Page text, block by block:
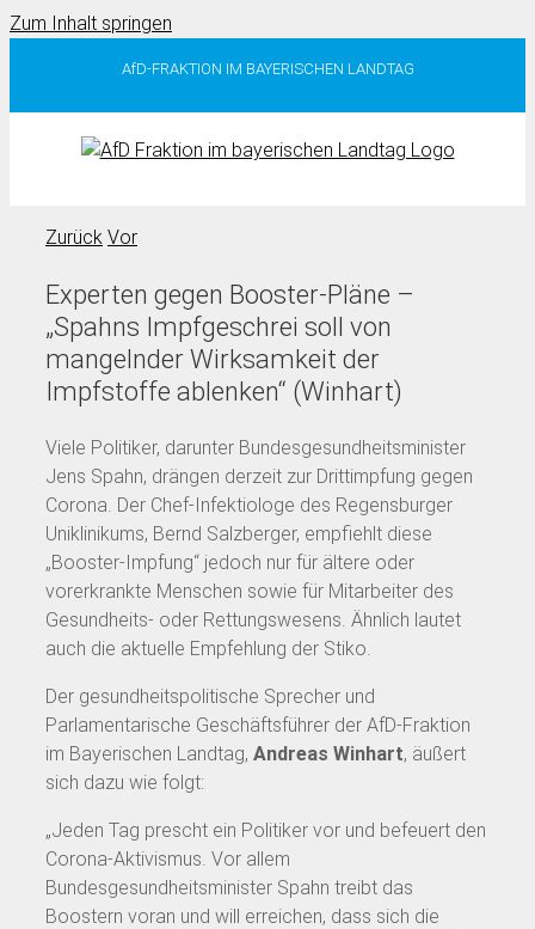
Zum Inhalt springen
AfD-FRAKTION IM BAYERISCHEN LANDTAG
Zurück Vor
Experten gegen Booster-Pläne –
„Spahns Impfgeschrei soll von
mangelnder Wirksamkeit der
Impfstoffe ablenken“ (Winhart)
Viele Politiker, darunter Bundesgesundheitsminister
Jens Spahn, drängen derzeit zur Drittimpfung gegen
Corona. Der Chef-Infektiologe des Regensburger
Uniklinikums, Bernd Salzberger, empfiehlt diese
„Booster-Impfung“ jedoch nur für ältere oder
vorerkrankte Menschen sowie für Mitarbeiter des
Gesundheits- oder Rettungswesens. Ähnlich lautet
auch die aktuelle Empfehlung der Stiko.
Der gesundheitspolitische Sprecher und
Parlamentarische Geschäftsführer der AfD-Fraktion
im Bayerischen Landtag, Andreas Winhart, äußert
sich dazu wie folgt:
„Jeden Tag prescht ein Politiker vor und befeuert den
Corona-Aktivismus. Vor allem
Bundesgesundheitsminister Spahn treibt das
Boostern voran und will erreichen, dass sich die